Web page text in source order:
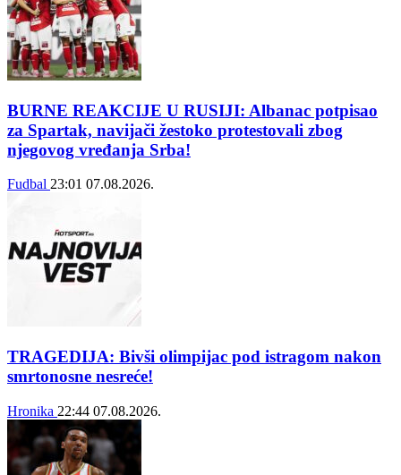
BURNE REAKCIJE U RUSIJI: Albanac potpisao
za Spartak, navijači žestoko protestovali zbog
njegovog vređanja Srba!
Fudbal 23:01 07.08.2026.
TRAGEDIJA: Bivši olimpijac pod istragom nakon
smrtonosne nesreće!
Hronika 22:44 07.08.2026.